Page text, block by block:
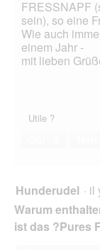
FRESSNAPF
sein), so eine
Wie auch
einem Jahr -
mit lieben
Utile ?
Hunderudel · il
Warum
ist das ?Pures